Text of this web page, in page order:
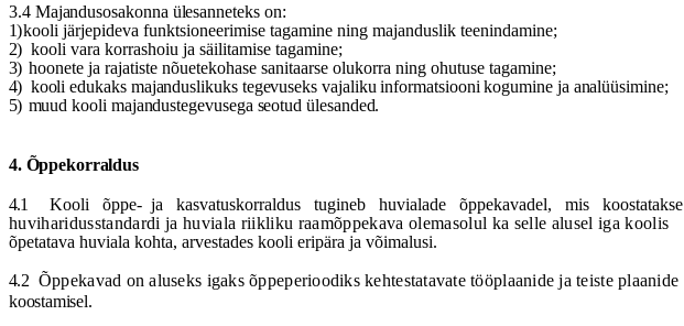
3.4 Majandusosakonna ülesanneteks on:
1)kooli järjepideva funktsioneerimise tagamine ning majanduslik teenindamine;
2) kooli vara korrashoiu ja säilitamise tagamine;
3) hoonete ja rajatiste nõuetekohase sanitaarse olukorra ning ohutuse tagamine;
4) kooli edukaks majanduslikuks tegevuseks vajaliku informatsiooni kogumine ja analüüsimine;
5) muud kooli majandustegevusega seotudülesanded.
4. Õppekorraldus
4.1 Kooli õppe- ja kasvatuskorraldus tugineb huvialade õppekavadel, mis
koostatakse
huviharidusstandardi ja huviala riikliku raamõppekava olemasolul ka selle alusel iga koolis
õpetatava huviala kohta, arvestades kooli eripära ja võimalusi.
4.2 Õppekavad on aluseks igaksõppeperioodiks kehtestatavate tööplaanide ja teiste plaanide
koostamisel.